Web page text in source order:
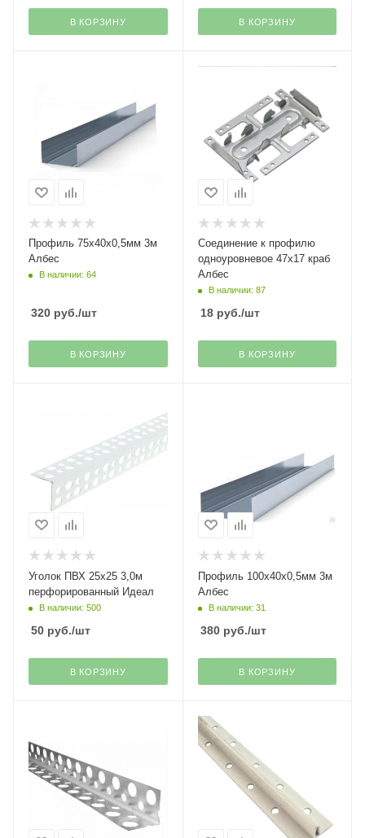
В КОРЗИНУ В КОРЗИНУ
Профиль 75х40х0,5мм 3м
Албес
В наличии: 64
320 руб./шт
В КОРЗИНУ
Соединение к профилю
одноуровневое 47х17 краб
Албес
В наличии: 87
18руб./шт
В КОРЗИНУ
Уголок ПВХ 25х25 3,0м
перфорированный Идеал
В наличии: 500
50 руб./шт
В КОРЗИНУ
Профиль 100х40х0,5мм 3м
Албес
В наличии: 31
380руб./шт
В КОРЗИНУ